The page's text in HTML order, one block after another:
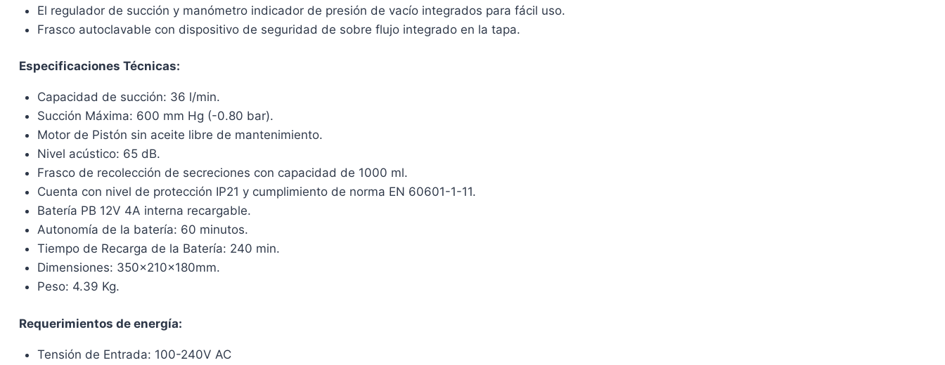
El regulador de succión y manómetro indicador de presión de vacío integrados para fácil uso.
Frasco autoclavable con dispositivo de seguridad de sobre flujo integrado en la tapa.
Especificaciones Técnicas:
Capacidad de succión: 36 l/min.
Succión Máxima: 600 mm Hg (-0.80 bar).
Motor de Pistón sin aceite libre de mantenimiento.
Nivel acústico: 65 dB.
Frasco de recolección de secreciones con capacidad de 1000 ml.
Cuenta con nivel de protección IP21 y cumplimiento de norma EN 60601-1-11.
Batería PB 12V 4A interna recargable.
Autonomía de la batería: 60 minutos.
Tiempo de Recarga de la Batería: 240 min.
Dimensiones: 350x210x180mm.
Peso: 4.39 Kg.
Requerimientos de energía:
Tensión de Entrada: 100-240V AC